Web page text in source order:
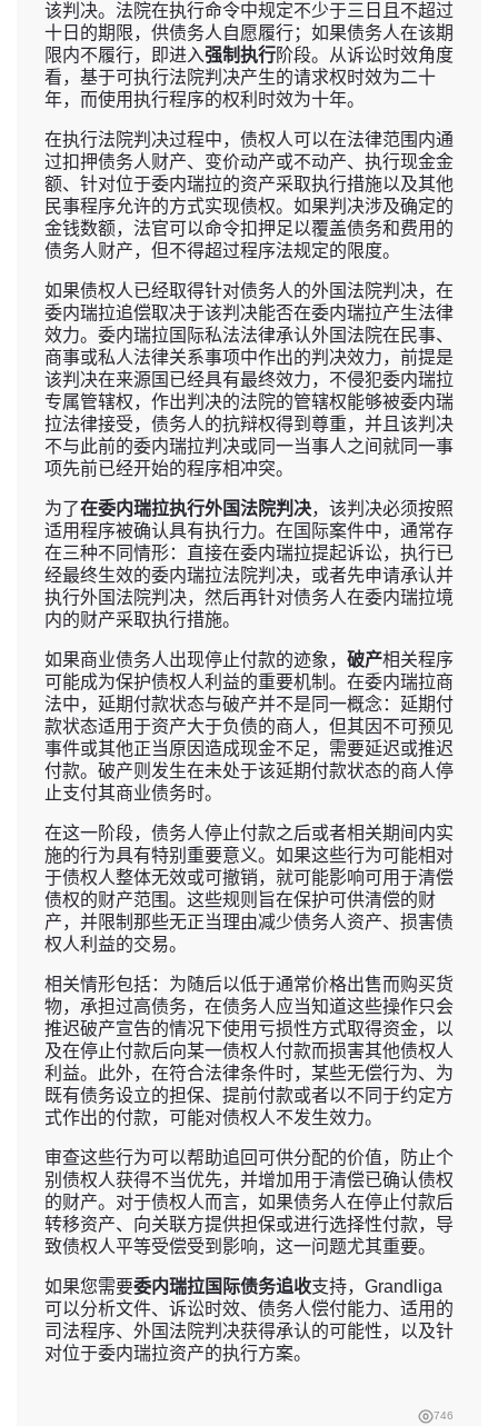
该判决。法院在执行命令中规定不少于三日且不超过
十日的期限，供债务人自愿履行；如果债务人在该期
限内不履行，即进入强制执行阶段。从诉讼时效角度
看，基于可执行法院判决产生的请求权时效为二十
年，而使用执行程序的权利时效为十年。
在执行法院判决过程中，债权人可以在法律范围内通
过扣押债务人财产、变价动产或不动产、执行现金金
额、针对位于委内瑞拉的资产采取执行措施以及其他
民事程序允许的方式实现债权。如果判决涉及确定的
金钱数额，法官可以命令扣押足以覆盖债务和费用的
债务人财产，但不得超过程序法规定的限度。
如果债权人已经取得针对债务人的外国法院判决，在
委内瑞拉追偿取决于该判决能否在委内瑞拉产生法律
效力。委内瑞拉国际私法法律承认外国法院在民事、
商事或私人法律关系事项中作出的判决效力，前提是
该判决在来源国已经具有最终效力，不侵犯委内瑞拉
专属管辖权，作出判决的法院的管辖权能够被委内瑞
拉法律接受，债务人的抗辩权得到尊重，并且该判决
不与此前的委内瑞拉判决或同一当事人之间就同一事
项先前已经开始的程序相冲突。
为了在委内瑞拉执行外国法院判决，该判决必须按照
适用程序被确认具有执行力。在国际案件中，通常存
在三种不同情形：直接在委内瑞拉提起诉讼，执行已
经最终生效的委内瑞拉法院判决，或者先申请承认并
执行外国法院判决，然后再针对债务人在委内瑞拉境
内的财产采取执行措施。
如果商业债务人出现停止付款的迹象， 破产相关程序
可能成为保护债权人利益的重要机制。在委内瑞拉商
法中，延期付款状态与破产并不是同一概念：延期付
款状态适用于资产大于负债的商人，但其因不可预见
事件或其他正当原因造成现金不足，需要延迟或推迟
付款。破产则发生在未处于该延期付款状态的商人停
止支付其商业债务时。
在这一阶段，债务人停止付款之后或者相关期间内实
施的行为具有特别重要意义。如果这些行为可能相对
于债权人整体无效或可撤销，就可能影响可用于清偿
债权的财产范围。这些规则旨在保护可供清偿的财
产，并限制那些无正当理由减少债务人资产、损害债
权人利益的交易。
相关情形包括：为随后以低于通常价格出售而购买货
物，承担过高债务，在债务人应当知道这些操作只会
推迟破产宣告的情况下使用亏损性方式取得资金，以
及在停止付款后向某一债权人付款而损害其他债权人
利益。此外，在符合法律条件时，某些无偿行为、为
既有债务设立的担保、提前付款或者以不同于约定方
式作出的付款，可能对债权人不发生效力。
审查这些行为可以帮助追回可供分配的价值，防止个
别债权人获得不当优先，并增加用于清偿已确认债权
的财产。对于债权人而言，如果债务人在停止付款后
转移资产、向关联方提供担保或进行选择性付款，导
致债权人平等受偿受到影响，这一问题尤其重要。
如果您需要委内瑞拉国际债务追收支持，Grandliga
可以分析文件、诉讼时效、债务人偿付能力、适用的
司法程序、外国法院判决获得承认的可能性，以及针
对位于委内瑞拉资产的执行方案。
746